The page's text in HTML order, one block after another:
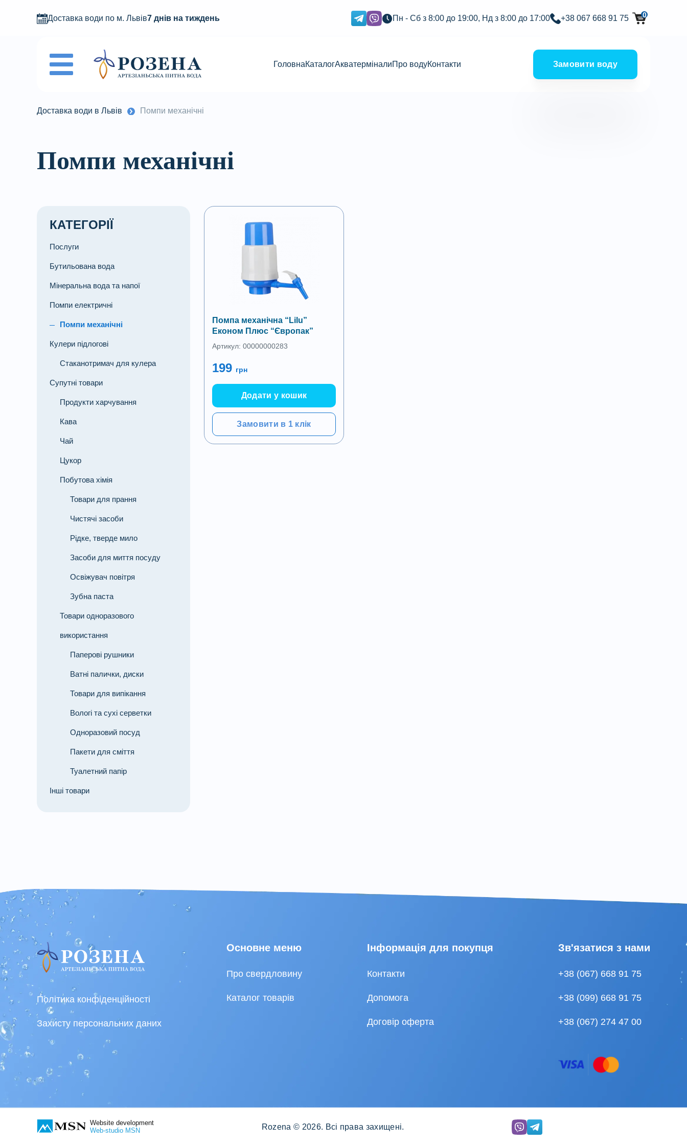
Доставка води по м. Львів7 днів на тиждень Пн - Сб з 8:00 до 19:00, Нд з 8:00 до 17:00 +38 067 668 91 75 0
ГоловнаКаталогАкватерміналиПро водуКонтакти Замовити воду
Доставка води в Львів Помпи механічні
Помпи механічні
КАТЕГОРІЇ
Послуги
Бутильована вода
Мінеральна вода та напої
Помпи електричні
Помпи механічні
Кулери підлогові
Стаканотримач для кулера
Супутні товари
Продукти харчування
Кава
Чай
Цукор
Побутова хімія
Товари для прання
Чистячі засоби
Рідке, тверде мило
Засоби для миття посуду
Освіжувач повітря
Зубна паста
Товари одноразового
використання
Паперові рушники
Ватні палички, диски
Товари для випікання
Вологі та сухі серветки
Одноразовий посуд
Пакети для сміття
Туалетний папір
Інші товари
Помпа механічна “Lilu”
Економ Плюс “Європак”
Артикул: 00000000283
199 грн
Додати у кошик
Замовити в 1 клік
Політика конфіденційності
Захисту персональних даних
Основне меню
Про свердловину
Каталог товарів
Інформація для покупця
Контакти
Допомога
Договір оферта
Зв'язатися з нами
+38 (067) 668 91 75
+38 (099) 668 91 75
+38 (067) 274 47 00
Website development
Web-studio MSN
Rozena © 2026. Всі права захищені.